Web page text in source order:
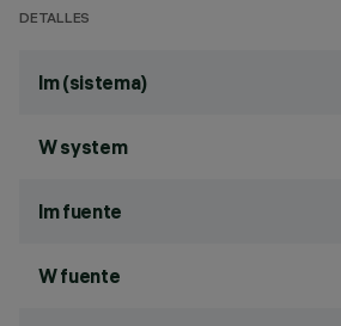
DETALLES
lm (sistema)
W system
lm fuente
W fuente